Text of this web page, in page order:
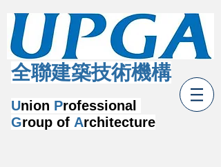
Union Professional
Group of Architecture
​全聯建築技術機構